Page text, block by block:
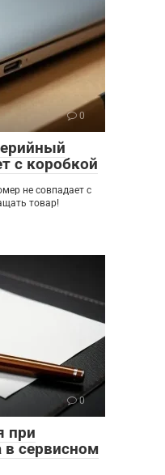
0
с коробкой
не совпадает с
товар!
0
при
сервисном